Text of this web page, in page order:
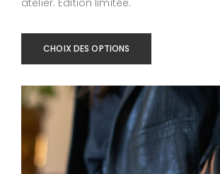
CHOIX DES OPTIONS